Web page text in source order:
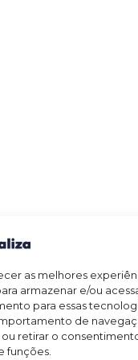
as melhores
armazenar e/ou
para essas
de
ou retirar o
funções.
Nacional de Botânica
do Centro-
os direitos
|Política de cookies|
Uso